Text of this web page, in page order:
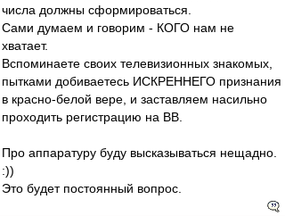
числа должны сформироваться.
Сами думаем и говорим - КОГО нам не
хватает.
Вспоминаете своих телевизионных знакомых,
пытками добиваетесь ИСКРЕННЕГО признания
в красно-белой вере, и заставляем насильно
проходить регистрацию на ВВ.
Про аппаратуру буду высказываться нещадно.
:))
Это будет постоянный вопрос.